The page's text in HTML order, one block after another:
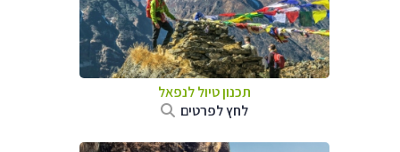
תכנון טיול לנפאל
לחץ לפרטים